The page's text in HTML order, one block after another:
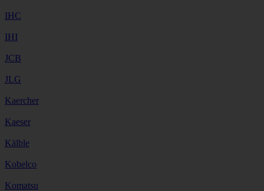
IHC
IHI
JCB
JLG
Kaercher
Kaeser
Kälble
Kobelco
Komatsu